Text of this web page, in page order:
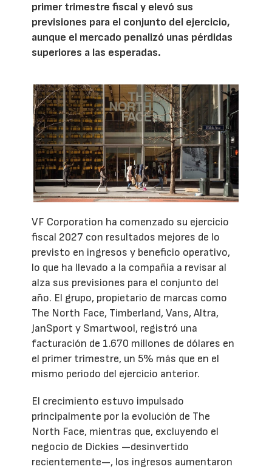
primer trimestre fiscal y elevó sus
previsiones para el conjunto del ejercicio,
aunque el mercado penalizó unas pérdidas
superiores a las esperadas.
VF Corporation ha comenzado su ejercicio
fiscal 2027 con resultados mejores de lo
previsto en ingresos y beneficio operativo,
lo que ha llevado a la compañía a revisar al
alza sus previsiones para el conjunto del
año. El grupo, propietario de marcas como
The North Face, Timberland, Vans, Altra,
JanSport y Smartwool, registró una
facturación de 1.670 millones de dólares en
el primer trimestre, un 5% más que en el
mismo periodo del ejercicio anterior.
El crecimiento estuvo impulsado
principalmente por la evolución de The
North Face, mientras que, excluyendo el
negocio de Dickies —desinvertido
recientemente—, los ingresos aumentaron